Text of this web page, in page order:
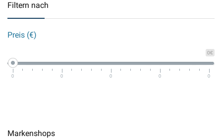
Filtern nach
Preis (€)
0€
0 0 0 0 0
Markenshops